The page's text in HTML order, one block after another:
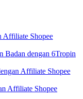
Affiliate Shopee
Badan dengan 6Tropin
Affiliate Shopee
Affiliate Shopee